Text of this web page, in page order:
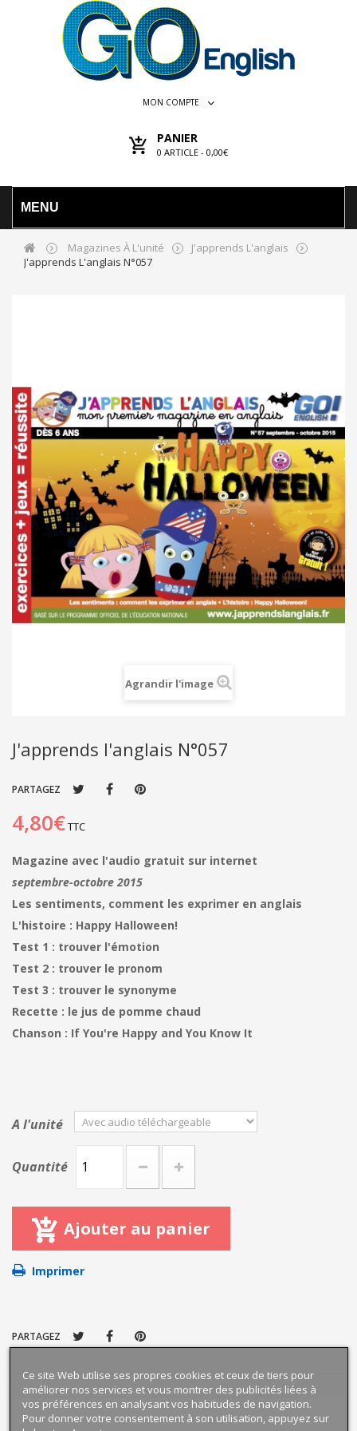
MON COMPTE
PANIER
0 ARTICLE - 0,00€
MENU
Magazines À L'unité
J'apprends L'anglais
J'apprends L'anglais N°057
Agrandir l'image
J'apprends l'anglais N°057
PARTAGEZ
4,80€TTC
Magazine avec l'audio gratuit sur internet
septembre-octobre 2015
Les sentiments, comment les exprimer en anglais
L'histoire : Happy Halloween!
Test 1 : trouver l'émotion
Test 2 : trouver le pronom
Test 3 : trouver le synonyme
Recette : le jus de pomme chaud
Chanson : If You're Happy and You Know It
A l'unité
Quantité
Ajouter au panier
Imprimer
PARTAGEZ
Ce site Web utilise ses propres cookies et ceux de tiers pour
améliorer nos services et vous montrer des publicités liées à
vos préférences en analysant vos habitudes de navigation.
Pour donner votre consentement à son utilisation, appuyez sur